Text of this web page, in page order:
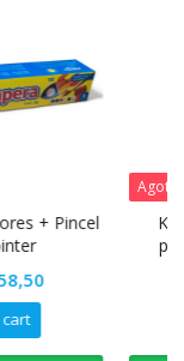
Kit de herramienta
precisión y